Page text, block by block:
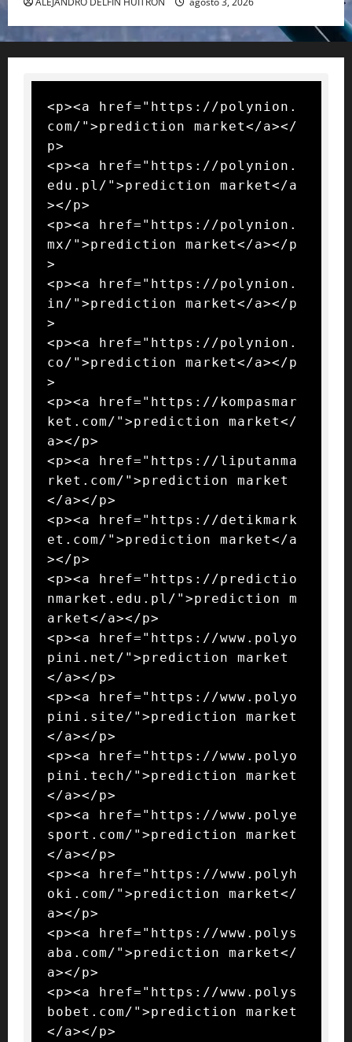
<p><a href="https://polynion.
com/">prediction market</a></
p>
<p><a href="https://polynion.
edu.pl/">prediction market</a
></p>
<p><a href="https://polynion.
mx/">prediction market</a></p
>
<p><a href="https://polynion.
in/">prediction market</a></p
>
<p><a href="https://polynion.
co/">prediction market</a></p
>
<p><a href="https://kompasmar
ket.com/">prediction market</
a></p>
<p><a href="https://liputanma
rket.com/">prediction market
</a></p>
<p><a href="https://detikmark
et.com/">prediction market</a
></p>
<p><a href="https://predictio
nmarket.edu.pl/">prediction m
arket</a></p>
<p><a href="https://www.polyo
pini.net/">prediction market
</a></p>
<p><a href="https://www.polyo
pini.site/">prediction market
</a></p>
<p><a href="https://www.polyo
pini.tech/">prediction market
</a></p>
<p><a href="https://www.polye
sport.com/">prediction market
</a></p>
<p><a href="https://www.polyh
oki.com/">prediction market</
a></p>
<p><a href="https://www.polys
aba.com/">prediction market</
a></p>
<p><a href="https://www.polys
bobet.com/">prediction market
</a></p>